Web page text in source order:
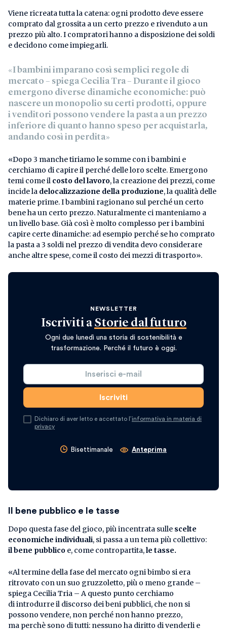
Viene ricreata tutta la catena: ogni prodotto deve essere
comprato dal grossita a un certo prezzo e rivenduto a un
prezzo più alto. I compratori hanno a disposizione dei soldi
e decidono come impiegarli.
«I bambini imparano così semplici regole di
mercato – spiega Cecilia Tra – Durante il gioco
emergono diverse dinamiche economiche: può
nascere un monopolio su certi prodotti, oppure
i venditori possono vendere la pasta a un prezzo
inferiore di quanto hanno speso per acquistarla,
andando così in perdita»
«Dopo 3 manche tiriamo le somme con i bambini e
cerchiamo di capire il perché delle loro scelte. Emergono
temi come il costo del lavoro, la creazione dei prezzi, come
incide la delocalizzazione della produzione, la qualità delle
materie prime. I bambini ragionano sul perché un certo
bene ha un certo prezzo. Naturalmente ci manteniamo a
un livello base. Già così è molto complesso per i bambini
capire certe dinamiche: ad esempio perché se ho comprato
la pasta a 3 soldi nel prezzo di vendita devo considerare
anche altre spese, come il costo dei mezzi di trasporto».
NEWSLETTER
Iscriviti a Storie dal futuro
Ogni due lunedì una storia di sostenibilità e
trasformazione. Perché il futuro è oggi.
Dichiaro di aver letto e accettato l’informativa in materia di
privacy
Bisettimanale Anteprima
Il bene pubblico e le tasse
Dopo questa fase del gioco, più incentrata sulle scelte
economiche individuali, si passa a un tema più collettivo:
il bene pubblico e, come contropartita,le tasse.
«Al termine della fase del mercato ogni bimbo si era
ritrovato con un suo gruzzoletto, più o meno grande –
spiega Cecilia Tria – A questo punto cerchiamo
di introdurre il discorso dei beni pubblici, che non si
possono vendere, non perché non hanno prezzo,
ma perchè sono di tutti: nessuno ha diritto di venderli e